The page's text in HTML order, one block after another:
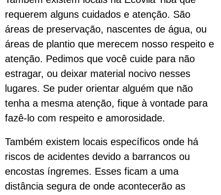
requerem alguns cuidados e atenção. São
áreas de preservação, nascentes de água, ou
áreas de plantio que merecem nosso respeito e
atenção. Pedimos que você cuide para não
estragar, ou deixar material nocivo nesses
lugares. Se puder orientar alguém que não
tenha a mesma atenção, fique à vontade para
fazê-lo com respeito e amorosidade.
Também existem locais específicos onde há
riscos de acidentes devido a barrancos ou
encostas íngremes. Esses ficam a uma
distância segura de onde acontecerão as